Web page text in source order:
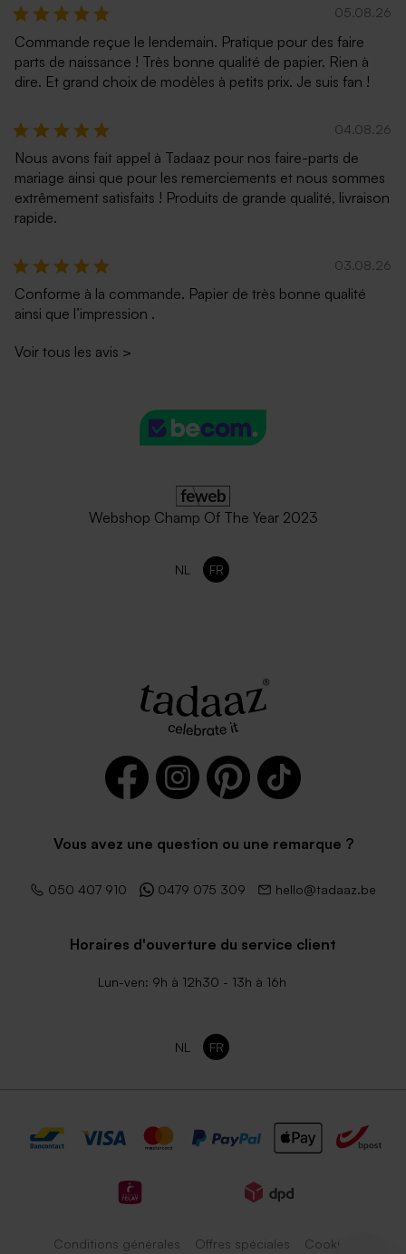
05.08.26
Commande reçue le lendemain. Pratique pour des faire
parts de naissance ! Très bonne qualité de papier. Rien à
dire. Et grand choix de modèles à petits prix. Je suis fan !
04.08.26
Nous avons fait appel à Tadaaz pour nos faire-parts de
mariage ainsi que pour les remerciements et nous sommes
extrêmement satisfaits ! Produits de grande qualité, livraison
rapide.
03.08.26
Conforme à la commande. Papier de très bonne qualité
ainsi que l’impression .
Voir tous les avis >
Webshop Champ Of The Year 2023
NL FR
Vous avez une question ou une remarque ?
050 407 910 0479 075 309 hello@tadaaz.be
Horaires d'ouverture du service client
Lun-ven: 9h à 12h30 - 13h à 16h
NL FR
Conditions générales Offres spéciales Cookies